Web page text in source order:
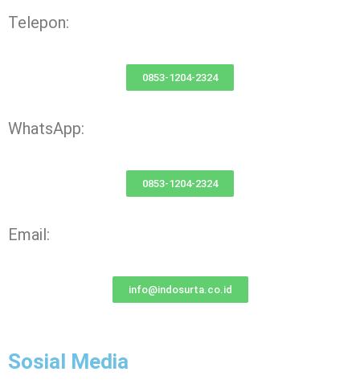
Telepon:
0853-1204-2324
WhatsApp:
0853-1204-2324
Email:
info@indosurta.co.id
Sosial Media